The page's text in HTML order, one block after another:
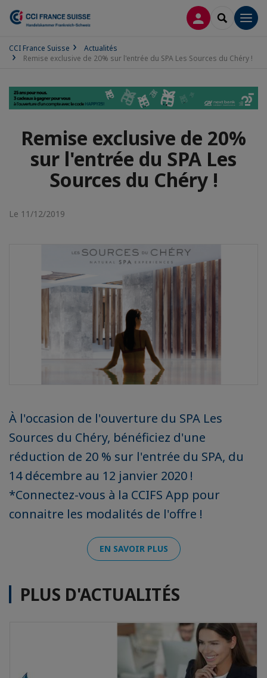
CONNEXION
CCI France Suisse
Actualités
Remise exclusive de 20% sur l'entrée du SPA Les Sources du Chéry !
Remise exclusive de 20%
sur l'entrée du SPA Les
Sources du Chéry !
Le 11/12/2019
À l'occasion de l'ouverture du SPA Les
Sources du Chéry, bénéficiez d'une
réduction de 20 % sur l'entrée du SPA, du
14 décembre au 12 janvier 2020 !
*Connectez-vous à la CCIFS App pour
connaitre les modalités de l'offre !
EN SAVOIR PLUS
PLUS D'ACTUALITÉS